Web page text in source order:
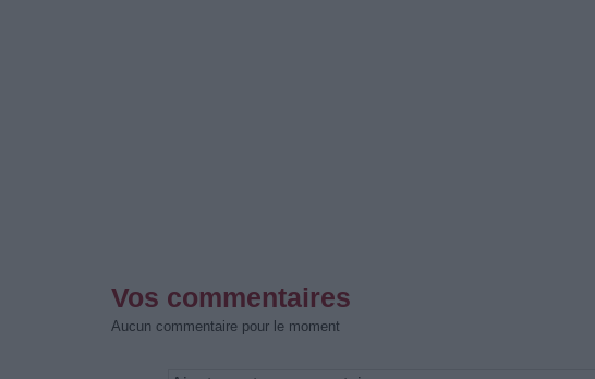
Vos commentaires
Aucun commentaire pour le moment